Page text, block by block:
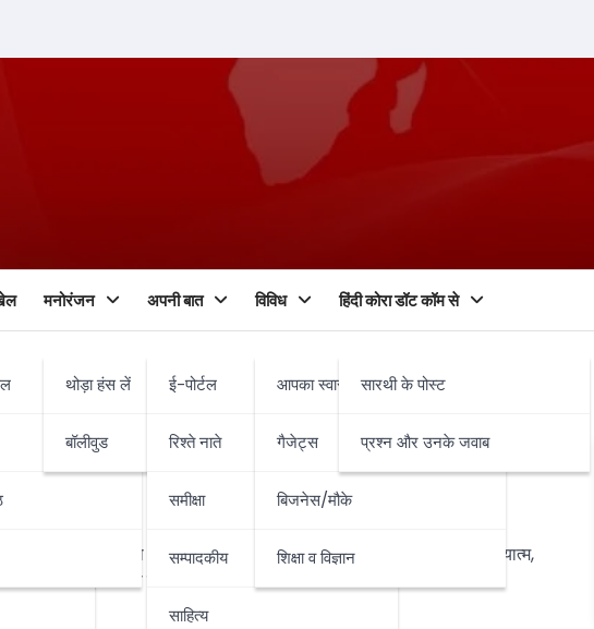
मनोरंजन
थोड़ा हंस लें
बॉलीवुड
अपनी बात
ई-पोर्टल
रिश्ते नाते
समीक्षा
सम्पादकीय
साहित्य
विविध
आपका स्वास्थ्य व चिकित्सा
गैजेट्स
बिजनेस/मौके
शिक्षा व विज्ञान
हिंदी कोरा डॉट कॉम से
सारथी के पोस्ट
प्रश्न और उनके जवाब
संपादकीय मंच है, जो राष्ट्रीय एवं अंतर्राष्ट्रीय समाचार, राजनीति, समाज, धर्म-अध्यात्म,
प्रस्तुत करता है।